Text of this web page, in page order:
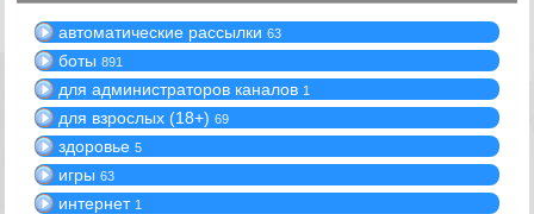
автоматические рассылки 63
боты 891
для администраторов каналов 1
для взрослых (18+) 69
здоровье 5
игры 63
интернет 1